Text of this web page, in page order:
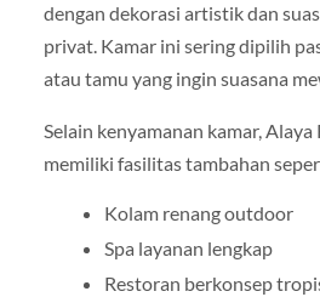
dengan dekorasi artistik dan
privat. Kamar ini sering dipilih
atau tamu yang ingin suasana
Selain kenyamanan kamar,
memiliki fasilitas tambahan
Kolam renang outdoor
Spa layanan lengkap
Restoran berkonsep